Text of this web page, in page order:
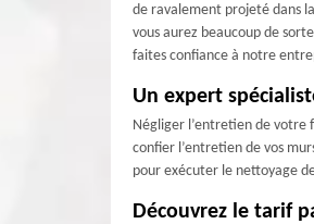
de ravalement projeté dans
vous aurez beaucoup de
faites confiance à notre
Un expert
Négliger l’entretien de votre
confier l’entretien de vos
pour exécuter le nettoyage
Découvrez le tarif